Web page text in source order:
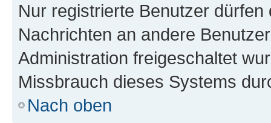
Nur registrierte Benutzer
Nachrichten an andere
Administration freigeschaltet
Missbrauch dieses Systems
Nach oben